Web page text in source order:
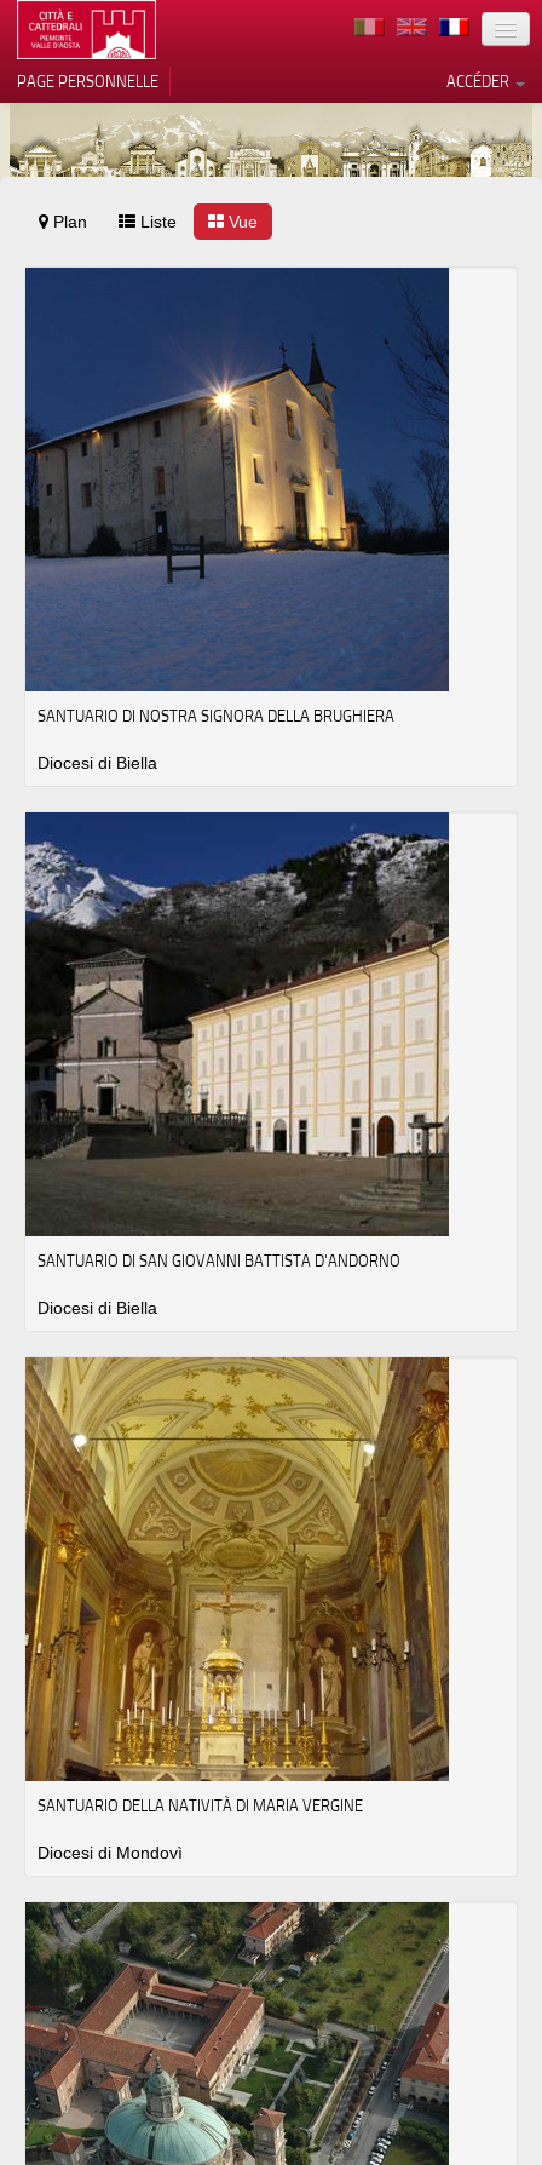
TERRITOIRE
ARCHITECTURE
MUSÉES
ITINÉRAIRES
CONTACTS
PRESS
ACCÉDER
PAGE PERSONNELLE
Plan Liste Vue
SANTUARIO DI NOSTRA SIGNORA DELLA BRUGHIERA
Diocesi di Biella
SANTUARIO DI SAN GIOVANNI BATTISTA D'ANDORNO
Diocesi di Biella
SANTUARIO DELLA NATIVITÀ DI MARIA VERGINE
Diocesi di Mondovì
Vos choix en matière de
confidentialité